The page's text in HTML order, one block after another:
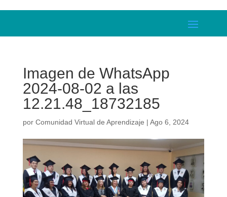
Imagen de WhatsApp
2024-08-02 a las
12.21.48_18732185
por Comunidad Virtual de Aprendizaje | Ago 6, 2024